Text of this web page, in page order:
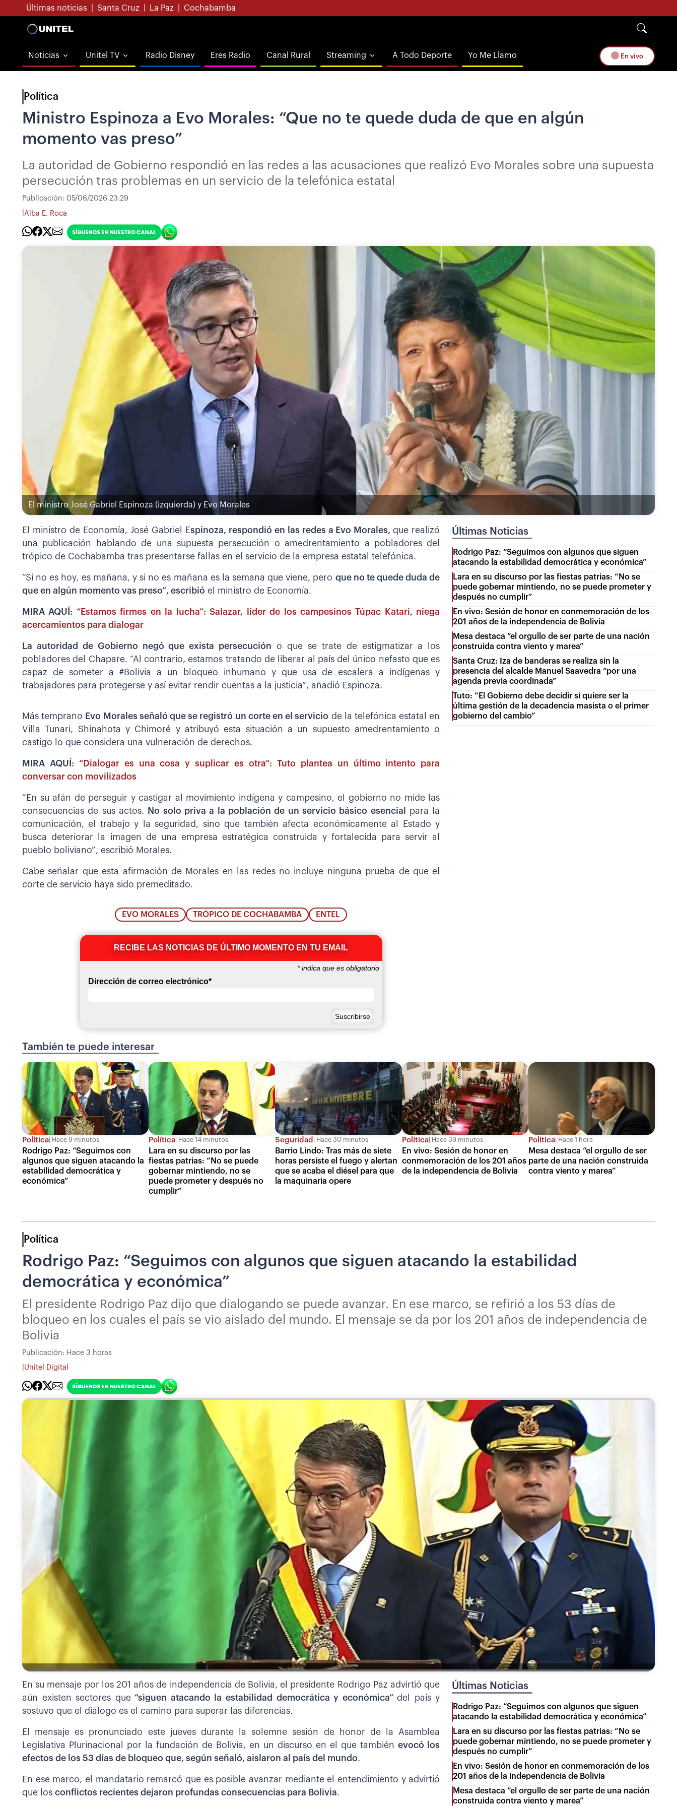
Últimas noticias Santa Cruz La Paz Cochabamba
Noticias Unitel TV Radio Disney Eres Radio Canal Rural Streaming A Todo Deporte Yo Me Llamo En vivo
Política
Ministro Espinoza a Evo Morales: “Que no te quede duda de que en algún
momento vas preso”
La autoridad de Gobierno respondió en las redes a las acusaciones que realizó Evo Morales sobre una supuesta
persecución tras problemas en un servicio de la telefónica estatal
Publicación: 05/06/2026 23:29
Alba E. Roca
El ministro José Gabriel Espinoza (izquierda) y Evo Morales
El ministro de Economía, José Gabriel Espinoza, respondió en las redes a Evo Morales,que realizó
una publicación hablando de una supuesta persecución o amedrentamiento a pobladores del
trópico de Cochabamba tras presentarse fallas en el servicio de la empresa estatal telefónica.
“Si no es hoy, es mañana, y si no es mañana es la semana que viene, pero que no te quede duda de
que en algún momento vas preso”, escribió el ministro de Economía.
MIRA AQUÍ: “Estamos firmes en la lucha”: Salazar, líder de los campesinos Túpac Katari, niega
acercamientos para dialogar
La autoridad de Gobierno negó que exista persecución o que se trate de estigmatizar a los
pobladores del Chapare. “Al contrario, estamos tratando de liberar al país del único nefasto que es
capaz de someter a #Bolivia a un bloqueo inhumano y que usa de escalera a indígenas y
trabajadores para protegerse y así evitar rendir cuentas a la justicia”, añadió Espinoza.
Más temprano Evo Morales señaló que se registró un corte en el servicio de la telefónica estatal en
Villa Tunari, Shinahota y Chimoré y atribuyó esta situación a un supuesto amedrentamiento o
castigo lo que considera una vulneración de derechos.
MIRA AQUÍ: “Dialogar es una cosa y suplicar es otra”: Tuto plantea un último intento para
conversar con movilizados
“En su afán de perseguir y castigar al movimiento indígena y campesino, el gobierno no mide las
consecuencias de sus actos.
No solo priva a la población de un servicio básico esencial
para la
comunicación, el trabajo y la seguridad, sino que también afecta económicamente al Estado y
busca deteriorar la imagen de una empresa estratégica construida y fortalecida para servir al
pueblo boliviano”, escribió Morales.
Cabe señalar que esta afirmación de Morales en las redes no incluye ninguna prueba de que el
corte de servicio haya sido premeditado.
EVO MORALES TRÓPICO DE COCHABAMBA ENTEL
RECIBE LAS NOTICIAS DE ÚLTIMO MOMENTO EN TU EMAIL
*indica que es obligatorio
Dirección de correo electrónico*
Últimas Noticias
Rodrigo Paz: “Seguimos con algunos que siguen
atacando la estabilidad democrática y económica”
Lara en su discurso por las fiestas patrias: “No se
puede gobernar mintiendo, no se puede prometer y
después no cumplir”
En vivo: Sesión de honor en conmemoración de los
201 años de la independencia de Bolivia
Mesa destaca “el orgullo de ser parte de una nación
construida contra viento y marea”
Santa Cruz: Iza de banderas se realiza sin la
presencia del alcalde Manuel Saavedra “por una
agenda previa coordinada”
Tuto: “El Gobierno debe decidir si quiere ser la
última gestión de la decadencia masista o el primer
gobierno del cambio”
También te puede interesar
Política Hace 9 minutos
Rodrigo Paz: “Seguimos con
algunos que siguen atacando la
estabilidad democrática y
económica”
Política Hace 14 minutos
Lara en su discurso por las
fiestas patrias: “No se puede
gobernar mintiendo, no se
puede prometer y después no
cumplir”
Seguridad Hace 30 minutos
Barrio Lindo: Tras más de siete
horas persiste el fuego y alertan
que se acaba el diésel para que
la maquinaria opere
Política Hace 39 minutos
En vivo: Sesión de honor en
conmemoración de los 201 años
de la independencia de Bolivia
Política Hace 1 hora
Mesa destaca “el orgullo de ser
parte de una nación construida
contra viento y marea”
Política
Rodrigo Paz: “Seguimos con algunos que siguen atacando la estabilidad
democrática y económica”
El presidente Rodrigo Paz dijo que dialogando se puede avanzar. En ese marco, se refirió a los 53 días de
bloqueo en los cuales el país se vio aislado del mundo. El mensaje se da por los 201 años de independencia de
Bolivia
Publicación: Hace 3 horas
Unitel Digital
En su mensaje por los 201 años de independencia de Bolivia, el presidente Rodrigo Paz advirtió que
aún existen sectores que“siguen atacando la estabilidad democrática y económica”del país y
sostuvo que el diálogo es el camino para superar las diferencias.
El mensaje es pronunciado este jueves durante la solemne sesión de honor de la Asamblea
Legislativa Plurinacional por la fundación de Bolivia, en un discurso en el que tambiénevocó los
efectos de los 53 días de bloqueo que, según señaló, aislaron al país del mundo.
En ese marco, el mandatario remarcó que es posible avanzar mediante el entendimiento y advirtió
que los conflictos recientes dejaron profundas consecuencias para Bolivia.
Últimas Noticias
Rodrigo Paz: “Seguimos con algunos que siguen
atacando la estabilidad democrática y económica”
Lara en su discurso por las fiestas patrias: “No se
puede gobernar mintiendo, no se puede prometer y
después no cumplir”
En vivo: Sesión de honor en conmemoración de los
201 años de la independencia de Bolivia
Mesa destaca “el orgullo de ser parte de una nación
construida contra viento y marea”